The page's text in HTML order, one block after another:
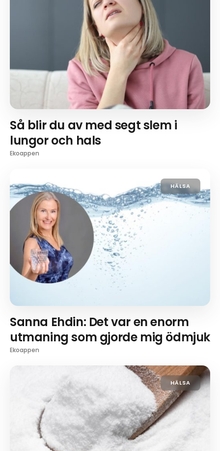
Så blir du av med segt slem i
lungor och hals
Ekoappen
HÄLSA
Sanna Ehdin: Det var en enorm
utmaning som gjorde mig ödmjuk
Ekoappen
HÄLSA